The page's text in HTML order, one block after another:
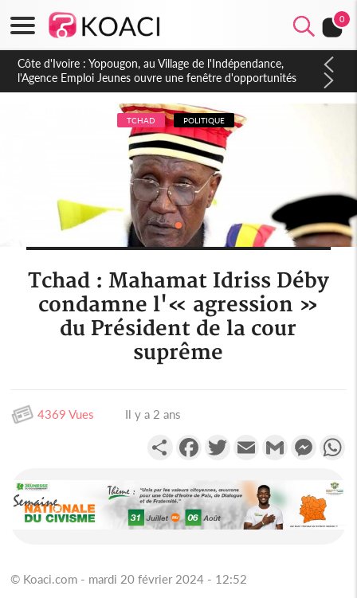
0
Côte d'Ivoire : CHU de Treichville, après la fronde, les agents
contractuels obtiennent un accord avec la direction sur les
arriérés du SMIG 2023
TCHAD POLITIQUE
Tchad : Mahamat Idriss Déby
condamne l'« agression »
du Président de la cour
suprême
4369 Vues Il y a 2 ans
PartagerFacebookTwitterEmail Gmail
© Koaci.com - mardi 20 février 2024 - 12:52